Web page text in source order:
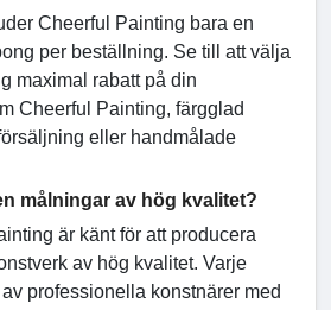
Cheerful Painting bara en
per beställning. Se till att välja
maximal rabatt på din
Cheerful Painting, färgglad
eller handmålade
målningar av hög kvalitet?
är känt för att producera
av hög kvalitet. Varje
professionella konstnärer med